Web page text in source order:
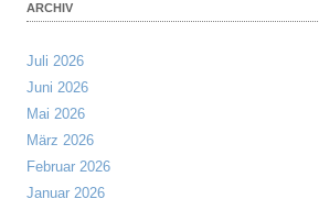
ARCHIV
Juli 2026
Juni 2026
Mai 2026
März 2026
Februar 2026
Januar 2026